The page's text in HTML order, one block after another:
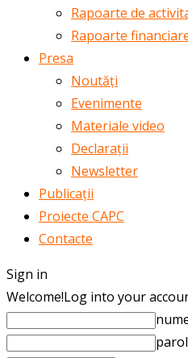
Rapoarte de
Rapoarte
Presa
Noutăți
Evenimente
Materiale video
Declarații
Newsletter
Publicații
Proiecte CAPC
Contacte
Sign in
Welcome!Log into your